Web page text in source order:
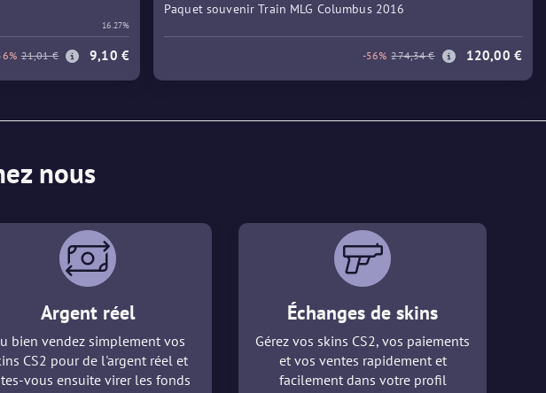
16.27%
21,01 € 9,10 €
Paquet souvenir Train MLG Columbus 2016
-56% 274,34 € 120,00 €
nous
Argent réel
bien vendez simplement vos
CS2 pour de l'argent réel et
vous ensuite virer les fonds
Échanges de skins
Gérez vos skins CS2, vos paiements
et vos ventes rapidement et
facilement dans votre profil